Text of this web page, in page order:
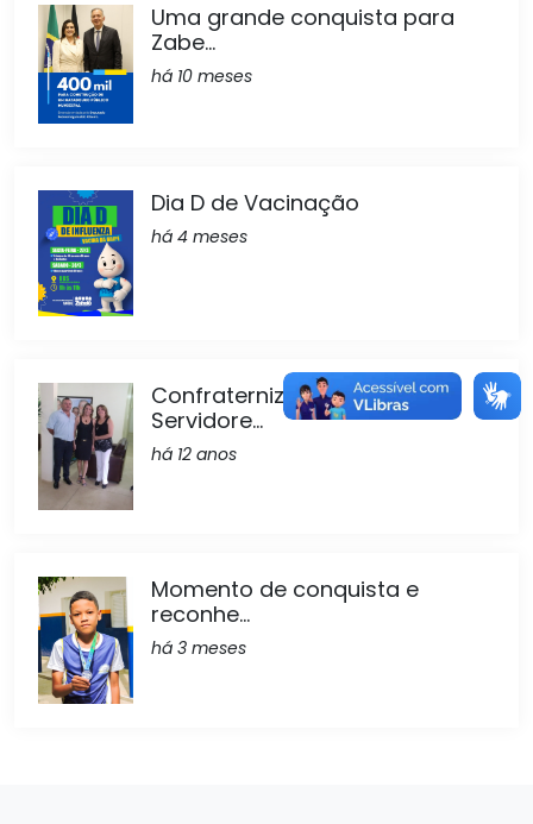
Uma grande conquista para
Zabe...
há 10 meses
Dia D de Vacinação
há 4 meses
Confraternização dos
Servidore...
há 12 anos
Momento de conquista e
reconhe...
há 3 meses